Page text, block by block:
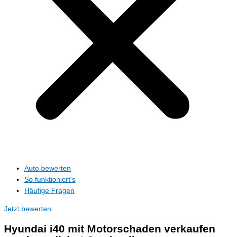
Auto bewerten
So funktioniert’s
Häufige Fragen
Jetzt bewerten
Hyundai i40 mit Motorschaden verkaufen